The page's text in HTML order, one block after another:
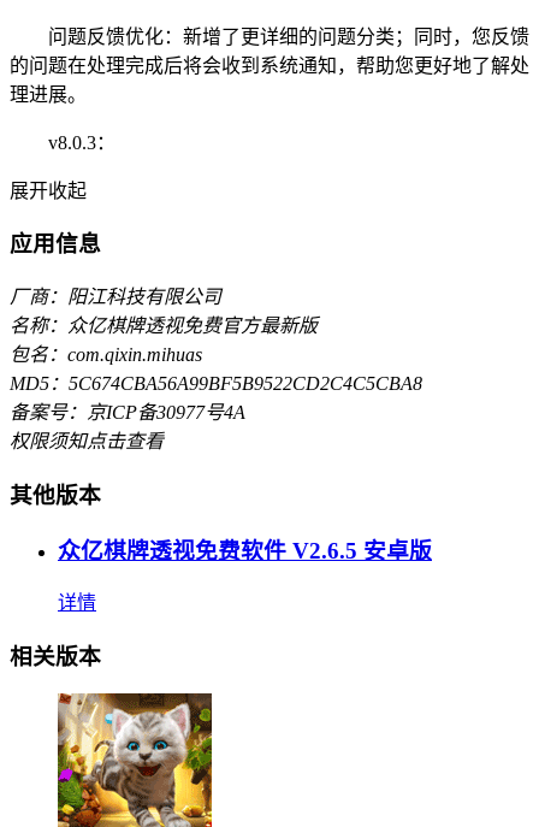
问题反馈优化：新增了更详细的问题分类；同时，您反馈
的问题在处理完成后将会收到系统通知，帮助您更好地了解处
理进展。
v8.0.3：
展开收起
应用信息
厂商：阳江科技有限公司
名称：众亿棋牌透视免费官方最新版
包名：com.qixin.mihuas
MD5：5C674CBA56A99BF5B9522CD2C4C5CBA8
备案号：京ICP备30977号4A
权限须知点击查看
其他版本
众亿棋牌透视免费软件 V2.6.5 安卓版
详情
相关版本